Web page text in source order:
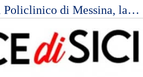
Policlinico di Messina, la…